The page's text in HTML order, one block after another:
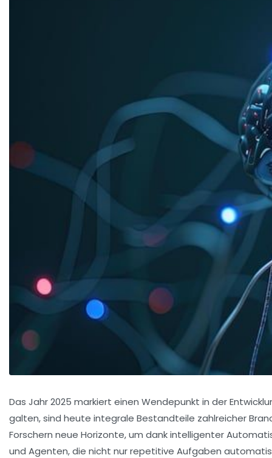
Das Jahr 2025 markiert einen Wendepunkt in der
galten, sind heute integrale Bestandteile zahlreicher
Forschern neue Horizonte, um dank intelligenter
und Agenten, die nicht nur repetitive Aufgaben